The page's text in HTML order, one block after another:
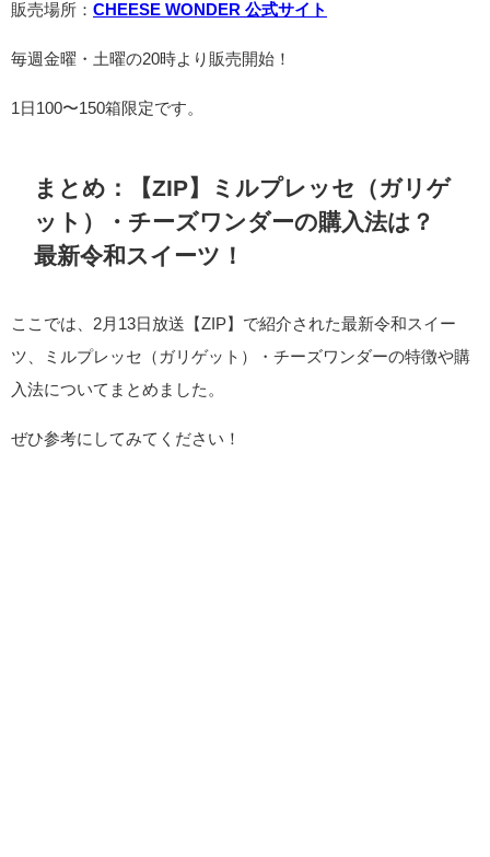
販売場所： CHEESE WONDER 公式サイト
毎週金曜・土曜の20時より販売開始！
1日100〜150箱限定です。
まとめ：【ZIP】ミルプレッセ（ガリゲ
ット）・チーズワンダーの購入法は？
最新令和スイーツ！
ここでは、2月13日放送【ZIP】で紹介された最新令和スイー
ツ、ミルプレッセ（ガリゲット）・チーズワンダーの特徴や購
入法についてまとめました。
ぜひ参考にしてみてください！